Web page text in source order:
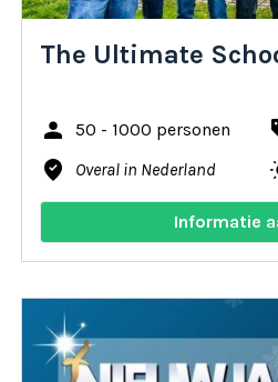
The Ultimate
person 50 - 1000 personen
where_to_vote Overal in Nederland
Informatie